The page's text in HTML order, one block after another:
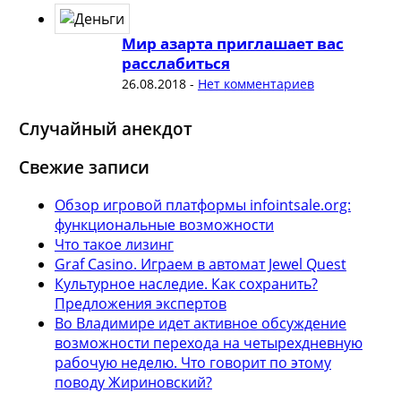
Мир азарта приглашает вас
расслабиться
26.08.2018- Нет комментариев
Случайный анекдот
Свежие записи
Обзор игровой платформы infointsale.org:
функциональные возможности
Что такое лизинг
Graf Casino. Играем в автомат Jewel Quest
Культурное наследие. Как сохранить?
Предложения экспертов
Во Владимире идет активное обсуждение
возможности перехода на четырехдневную
рабочую неделю. Что говорит по этому
поводу Жириновский?